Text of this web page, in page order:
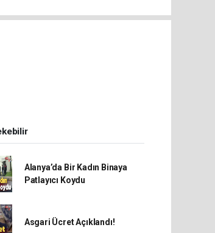
Alanya’da Bir Kadın Binaya
Patlayıcı Koydu
Asgari Ücret Açıklandı!